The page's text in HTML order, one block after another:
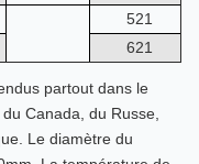
1300
521
621
1755
partout dans le
Canada, du Russe,
Le diamètre du